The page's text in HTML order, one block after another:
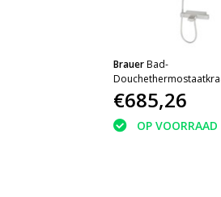
Brauer Bad-
glijstangset
€685,26
OP VOORRAAD